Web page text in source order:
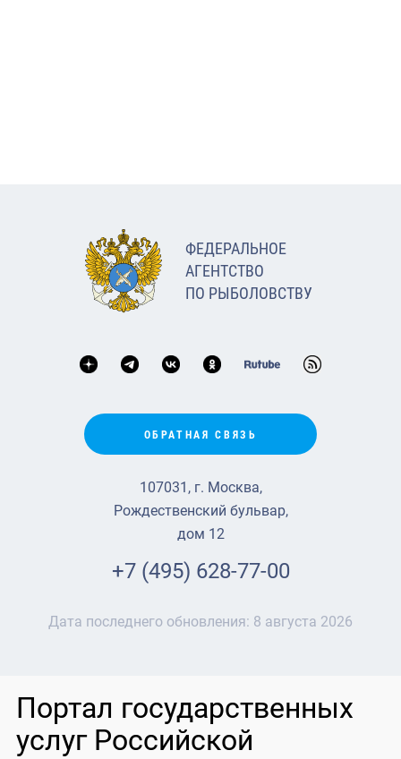
ФЕДЕРАЛЬНОЕ
АГЕНТСТВО
ПО РЫБОЛОВСТВУ
ОБРАТНАЯ СВЯЗЬ
107031, г. Москва,
Рождественский бульвар,
дом 12
+7 (495) 628-77-00
Дата последнего обновления: 8 августа 2026
Портал государственных
услуг Российской